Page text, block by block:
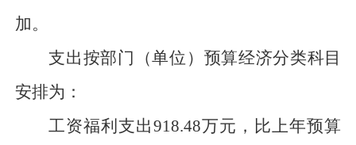
加。
支出按部门（单位）预算经济分类科目
安排为：
工资福利支出918.48万元 ，比上年预算